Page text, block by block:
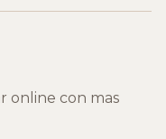
online con mas